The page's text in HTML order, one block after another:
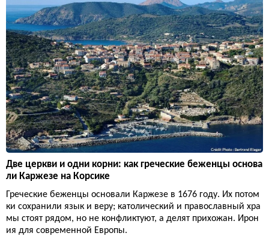
Две церкви и одни корни: как греческие беженцы основа
ли Каржезе на Корсике
Греческие беженцы основали Каржезе в 1676 году. Их потом
ки сохранили язык и веру; католический и православный хра
мы стоят рядом, но не конфликтуют, а делят прихожан. Ирон
ия для современной Европы.